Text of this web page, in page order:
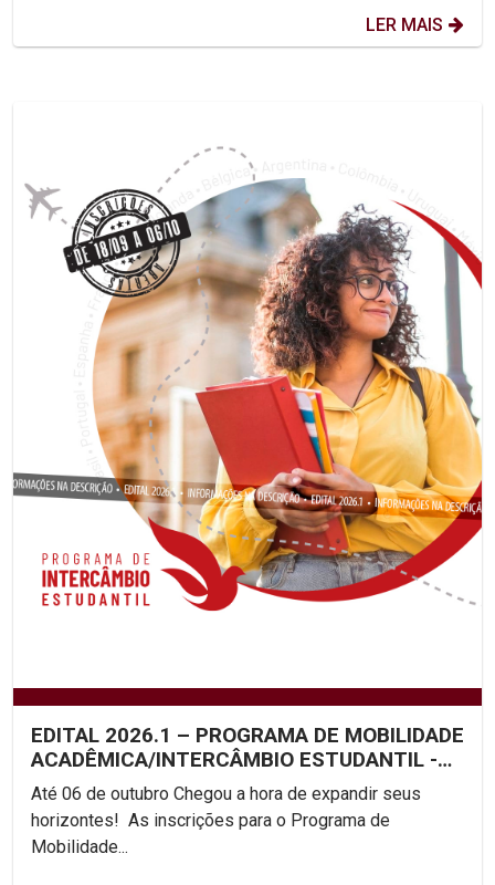
LER MAIS
EDITAL 2026.1 – PROGRAMA DE MOBILIDADE
ACADÊMICA/INTERCÂMBIO ESTUDANTIL -
UNICAP
Até 06 de outubro Chegou a hora de expandir seus
horizontes! As inscrições para o Programa de
Mobilidade...